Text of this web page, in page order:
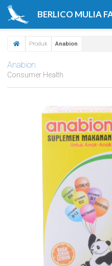
BERLICO MULIA
Produk Anabion
Anabion
Consumer Health